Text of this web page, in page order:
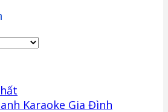
Karaoke Gia Đình